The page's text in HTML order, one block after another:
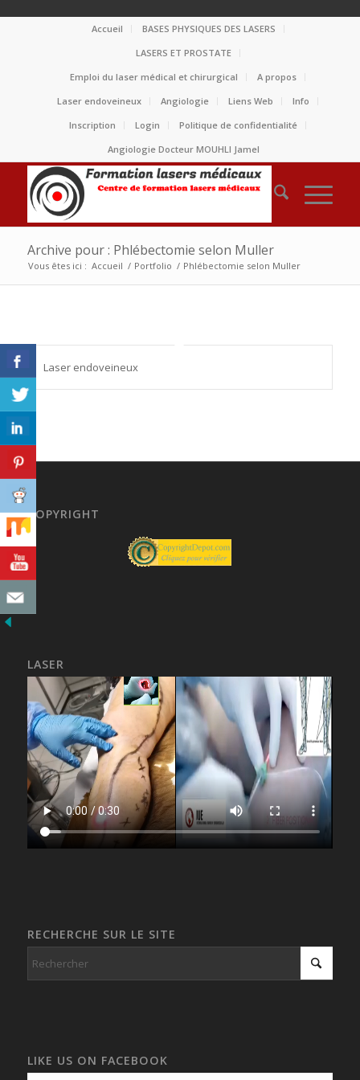
Accueil
BASES PHYSIQUES DES LASERS
LASERS ET PROSTATE
Emploi du laser médical et chirurgical
A propos
Laser endoveineux
Angiologie Liens Web
Info
Inscription
Login
Politique de confidentialité
Angiologie Docteur MOUHLI Jamel
Archive pour : Phlébectomie selon Muller
Vous êtes ici : Accueil / Portfolio / Phlébectomie selon Muller
Laser endoveineux
COPYRIGHT
LASER
RECHERCHE SUR LE SITE
LIKE US ON FACEBOOK